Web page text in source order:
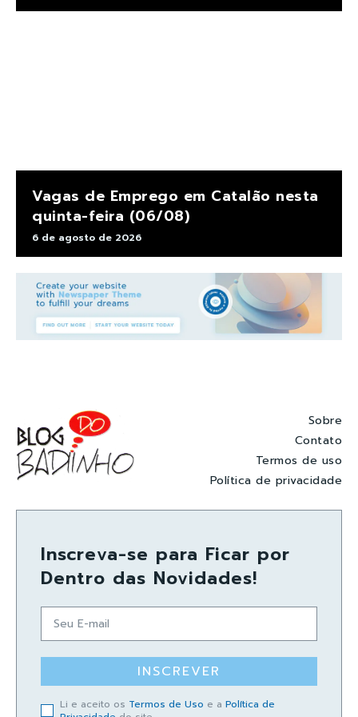
Vagas de Emprego em Catalão nesta
quinta-feira (06/08)
6 de agosto de 2026
Sobre
Contato
Termos de uso
Política de privacidade
Inscreva-se para Ficar por
Dentro das Novidades!
INSCREVER
Li e aceito os Termos de Uso e a Política de